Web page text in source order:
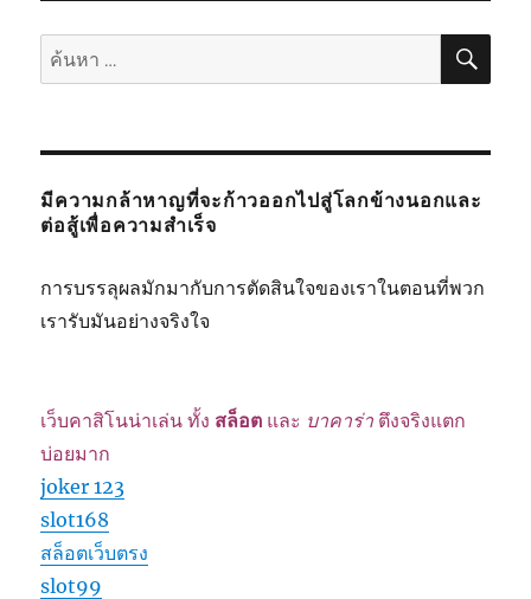
ค้นหา: ค้น
มีความกล้าหาญที่จะก้าวออกไปสู่โลกข้างนอกและ
ต่อสู้เพื่อความสำเร็จ
การบรรลุผลมักมากับการตัดสินใจของเราในตอนที่พวก
เรารับมันอย่างจริงใจ
เว็บคาสิโนน่าเล่น ทั้ง สล็อต และ บาคาร่า ตึงจริงแตก
บ่อยมาก
joker 123
slot168
สล็อตเว็บตรง
slot99